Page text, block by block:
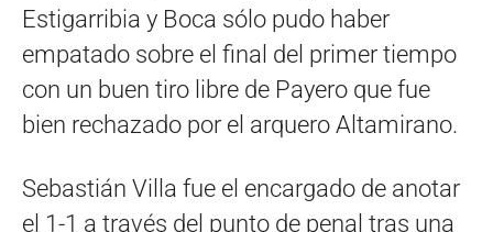
Estigarribia y Boca sólo pudo haber
empatado sobre el final del primer tiempo
con un buen tiro libre de Payero que fue
bien rechazado por el arquero Altamirano.
Sebastián Villa fue el encargado de anotar
el 1-1 a través del punto de penal tras una